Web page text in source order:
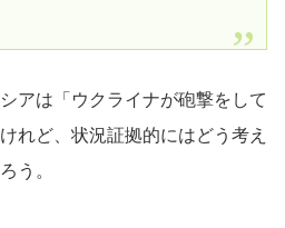
アは「ウクライナが砲撃をして
れど、状況証拠的にはどう考え
う。